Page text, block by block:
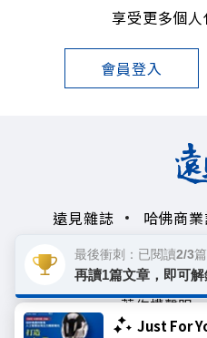
Just For
享受更多個
會員登入
遠見雜誌 哈佛商
未來親子學習平台
著作權聲明
最後衝刺：已閱讀2/3
再讀1篇文章，即可解